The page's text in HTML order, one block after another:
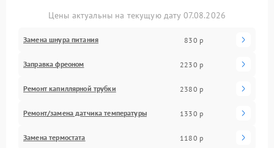
Цены актуальны на текущую дату 07.08.2026
Замена шнура питания 830 р
Заправка фреоном 2230 р
Ремонт капиллярной трубки 2380 р
Ремонт/замена датчика температуры 1330 р
Замена термостата 1180 р